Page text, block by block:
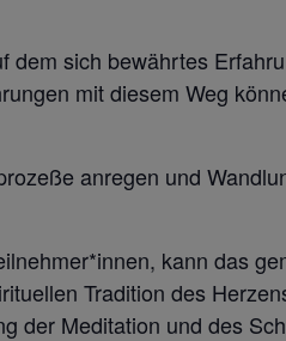
sich bewährtes
mit diesem Weg
anregen und
kann das
Tradition des
der Meditation und des